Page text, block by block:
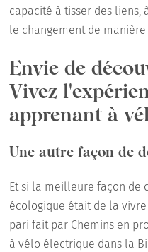
capacité à tisser des liens,
le changement de manière
Envie de
Vivez
apprenant à
Une autre façon de
Et si la meilleure façon de
écologique était de la vivre
pari fait par Chemins en
à vélo électrique dans la